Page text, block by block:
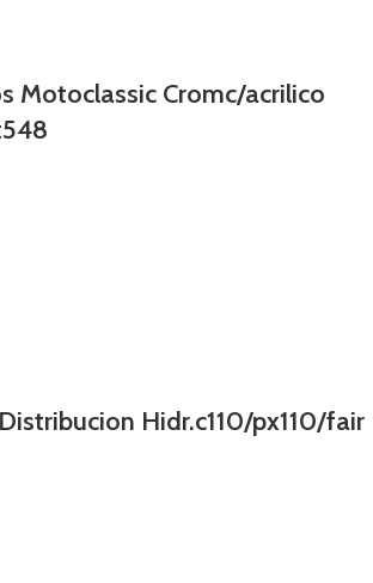
Motoclassic Cromc/acrilico
Hidr.c110/px110/fair